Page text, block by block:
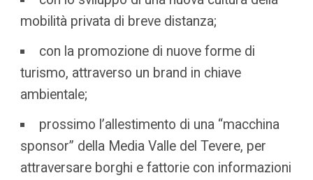
mobilità privata di breve distanza;
con la promozione di nuove forme di
turismo, attraverso un brand in chiave
ambientale;
prossimo l’allestimento di una “macchina
sponsor” della Media Valle del Tevere, per
attraversare borghi e fattorie con informazioni